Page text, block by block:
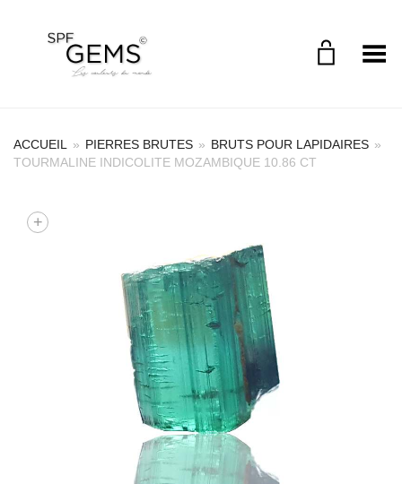
Toggle Menu
ACCUEIL » PIERRES BRUTES » BRUTS POUR LAPIDAIRES »
TOURMALINE INDICOLITE MOZAMBIQUE 10.86 CT
+